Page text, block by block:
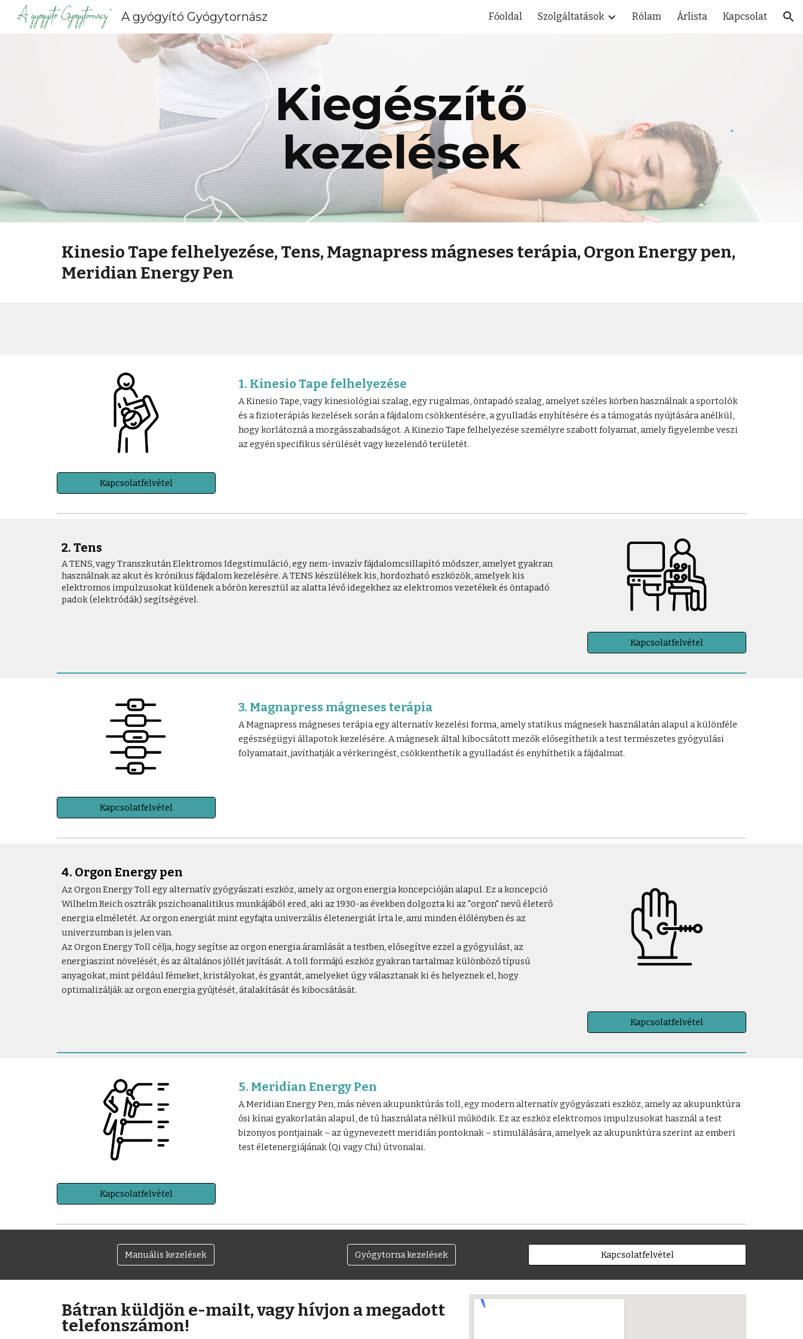
Skip to main content Skip to navigation
A gyógyító Gyógytornász Főoldal Szolgáltatások Rólam Árlista Kapcsolat
Kiegészítő
kezelések
Kinesio Tape felhelyezése, Tens, Magnapress mágneses terápia, Orgon Energy pen,
Meridian Energy Pen
Kapcsolatfelvétel
1. Kinesio Tape felhelyezése
A Kinesio Tape, vagy kinesiológiai szalag, egy rugalmas, öntapadó szalag, amelyet széles körben használnak a sportolók
és a fizioterápiás kezelések során a fájdalom csökkentésére, a gyulladás enyhítésére és a támogatás nyújtására anélkül,
hogy korlátozná a mozgásszabadságot. A Kinezio Tape felhelyezése személyre szabott folyamat, amely figyelembe veszi
az egyén specifikus sérülését vagy kezelendő területét.
2. Tens
A TENS, vagy Transzkután Elektromos Idegstimuláció, egy nem-invazív fájdalomcsillapító módszer, amelyet gyakran
használnak az akut és krónikus fájdalom kezelésére. A TENS készülékek kis, hordozható eszközök, amelyek kis
elektromos impulzusokat küldenek a bőrön keresztül az alatta lévő idegekhez az elektromos vezetékek és öntapadó
padok (elektródák) segítségével.
Kapcsolatfelvétel
Kapcsolatfelvétel
3. Magnapress mágneses terápia
A Magnapress mágneses terápia egy alternatív kezelési forma, amely statikus mágnesek használatán alapul a különféle
egészségügyi állapotok kezelésére. A mágnesek által kibocsátott mezők elősegíthetik a test természetes gyógyulási
folyamatait, javíthatják a vérkeringést, csökkenthetik a gyulladást és enyhíthetik a fájdalmat.
4. Orgon Energy pen
Az Orgon Energy Toll egy alternatív gyógyászati eszköz, amely az orgon energia koncepcióján alapul. Ez a koncepció
Wilhelm Reich osztrák pszichoanalitikus munkájából ered, aki az 1930-as években dolgozta ki az "orgon" nevű életerő
energia elméletét. Az orgon energiát mint egyfajta univerzális életenergiát írta le, ami minden élőlényben és az
univerzumban is jelen van.
Az Orgon Energy Toll célja, hogy segítse az orgon energia áramlását a testben, elősegítve ezzel a gyógyulást, az
energiaszint növelését, és az általános jóllét javítását. A toll formájú eszköz gyakran tartalmaz különböző típusú
anyagokat, mint például fémeket, kristályokat, és gyantát, amelyeket úgy választanak ki és helyeznek el, hogy
optimalizálják az orgon energia gyűjtését, átalakítását és kibocsátását.
Kapcsolatfelvétel
Kapcsolatfelvétel
5. Meridian Energy Pen
A Meridian Energy Pen, más néven akupunktúrás toll, egy modern alternatív gyógyászati eszköz, amely az akupunktúra
ősi kínai gyakorlatán alapul, de tű használata nélkül működik. Ez az eszköz elektromos impulzusokat használ a test
bizonyos pontjainak – az úgynevezett meridián pontoknak – stimulálására, amelyek az akupunktúra szerint az emberi
test életenergiájának (Qi vagy Chi) útvonalai.
Manuális kezelések Gyógytorna kezelések Kapcsolatfelvétel
Bátran küldjön e-mailt, vagy hívjon a megadott
telefonszámon!